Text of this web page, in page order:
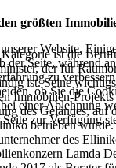
größten
Kategorie ist die
der für
ist. Seine
Immobilien-
des Geländes, auf
betrieben wurde.
des
Lamda
Website.
der Seite, während
zu
ob Sie die
einer Ablehnung
zur Verfügung